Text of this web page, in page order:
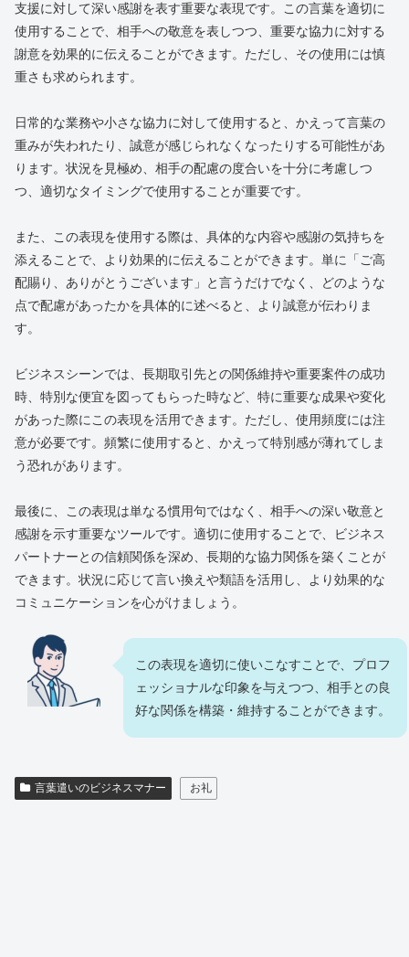
支援に対して深い感謝を表す重要な表現です。この言葉を適切に
使用することで、相手への敬意を表しつつ、重要な協力に対する
謝意を効果的に伝えることができます。ただし、その使用には慎
重さも求められます。
日常的な業務や小さな協力に対して使用すると、かえって言葉の
重みが失われたり、誠意が感じられなくなったりする可能性があ
ります。状況を見極め、相手の配慮の度合いを十分に考慮しつ
つ、適切なタイミングで使用することが重要です。
また、この表現を使用する際は、具体的な内容や感謝の気持ちを
添えることで、より効果的に伝えることができます。単に「ご高
配賜り、ありがとうございます」と言うだけでなく、どのような
点で配慮があったかを具体的に述べると、より誠意が伝わりま
す。
ビジネスシーンでは、長期取引先との関係維持や重要案件の成功
時、特別な便宜を図ってもらった時など、特に重要な成果や変化
があった際にこの表現を活用できます。ただし、使用頻度には注
意が必要です。頻繁に使用すると、かえって特別感が薄れてしま
う恐れがあります。
最後に、この表現は単なる慣用句ではなく、相手への深い敬意と
感謝を示す重要なツールです。適切に使用することで、ビジネス
パートナーとの信頼関係を深め、長期的な協力関係を築くことが
できます。状況に応じて言い換えや類語を活用し、より効果的な
コミュニケーションを心がけましょう。
この表現を適切に使いこなすことで、プロフ
ェッショナルな印象を与えつつ、相手との良
好な関係を構築・維持することができます。
言葉遣いのビジネスマナー お礼